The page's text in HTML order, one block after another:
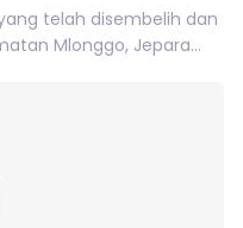
telah disembelih dan
Mlonggo, Jepara...